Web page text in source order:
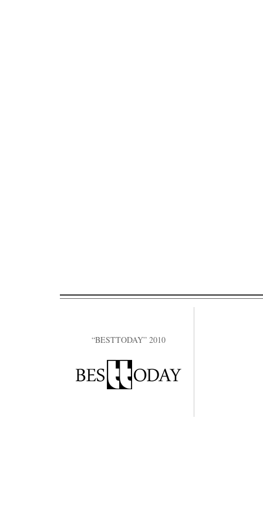
“BESTTODAY” 2010